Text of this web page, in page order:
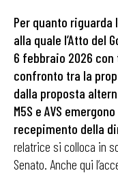
Per quanto riguarda
alla quale l’Atto del
6 febbraio 2026 con
confronto tra la
dalla proposta
M5S e AVS
recepimento della
relatrice si colloca in
Senato. Anche qui